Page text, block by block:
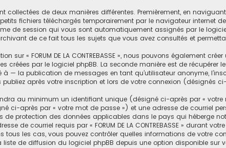
collectées de deux manières différentes. Premièrement, en naviguant
fichiers téléchargés temporairement par le navigateur internet
de session qui vous sont automatiquement assignés par le
archivant de ce fait tous les sujets que vous avez consultés et
sur « FORUM DE LA CONTREBASSE », nous pouvons également
créées par le logiciel phpBB. La seconde manière est de
— la publication de messages en tant qu’utilisateur anonyme,
après votre inscription et lors de votre connexion (désignés
au minimum un identifiant unique (désigné ci-après par «
ci-après par « votre mot de passe ») et une adresse de courriel
de protection des données applicables dans le pays qui héberge
de courriel requis par « FORUM DE LA CONTREBASSE » durant
tous les cas, vous pouvez contrôler quelles informations de
de diffusion du logiciel phpBB depuis une option disponible sur